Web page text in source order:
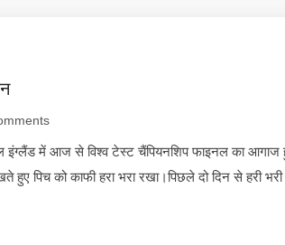
में आज से विश्व टेस्ट चैंपियनशिप फाइनल का आगाज
हुए पिच को काफी हरा भरा रखा।पिछले दो दिन से हरी